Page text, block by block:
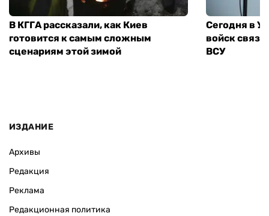
В КГГА рассказали, как Киев
готовится к самым сложным
сценариям этой зимой
Сегодня в
войск
ВСУ
ИЗДАНИЕ
Архивы
Редакция
Реклама
Редакционная политика